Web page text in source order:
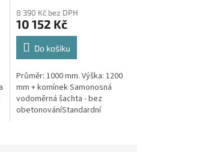
produktu
je
4,4
5
hvězdiček.
8 390 Kč bez DPH
10 152 Kč
Do košíku
Průměr: 1000 mm. Výška: 1200
mm + komínek Samonosná
vodoměrná šachta - bez
obetonováníStandardní